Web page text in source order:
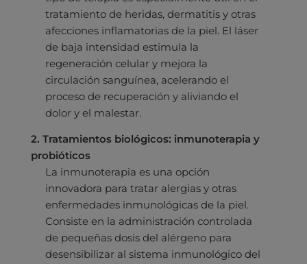
tratamiento de heridas, dermatitis y otras
afecciones inflamatorias de la piel. El láser
de baja intensidad estimula la
regeneración celular y mejora la
circulación sanguínea, acelerando el
proceso de recuperación y aliviando el
dolor y el malestar.
2. Tratamientos biológicos: inmunoterapia y
probióticos
La inmunoterapia es una opción
innovadora para tratar alergias y otras
enfermedades inmunológicas de la piel.
Consiste en la administración controlada
de pequeñas dosis del alérgeno para
desensibilizar al sistema inmunológico del